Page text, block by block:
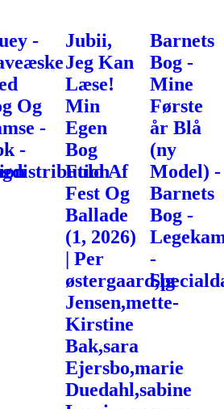
-
Og
-
-
Jubii,
Jeg Kan
Læse!
Min
Egen
Bog
Fuld Af
Fest Og
Ballade
(1, 2026)
| Per
østergaard,lg
Jensen,mette-
Kirstine
Bak,sara
Ejersbo,marie
Duedahl,sabine
Barnets
Bog -
Mine
Første
år Blå
(ny
Model) -
Barnets
Bog -
-